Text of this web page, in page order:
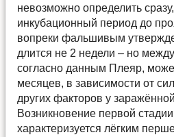
невозможно определить
инкубационный период до
вопреки фальшивым
длится не 2 недели – но
согласно данным Плеяр,
месяцев, в зависимости от
других факторов у
Возникновение первой
характеризуется лёгким